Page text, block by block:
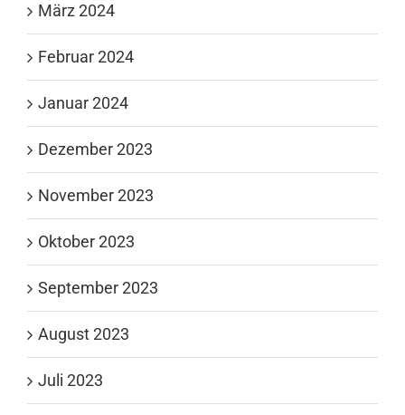
März 2024
Februar 2024
Januar 2024
Dezember 2023
November 2023
Oktober 2023
September 2023
August 2023
Juli 2023